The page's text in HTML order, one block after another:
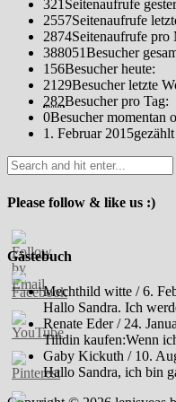
321Seitenaufrufe
2557Seitenaufrufe
2874Seitenaufrufe pro
388051Besucher
156Besucher heute:
2129Besucher letzte
282Besucher pro Tag:
0Besucher momentan
1. Februar 2015
Please follow & like us :)
Gästebuch
Mechthild witte /6.
Hallo Sandra. Ich
Renate Eder/24.
Tilidin kaufen:Wenn
Gaby Kickuth / 10.
Hallo Sandra, ich bin